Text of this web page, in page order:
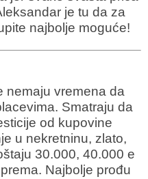
je tu da za
najbolje moguće!
nemaju vremena da
Smatraju da
od kupovine
u nekretninu, zlato,
30.000, 40.000 e
Najbolje prođu